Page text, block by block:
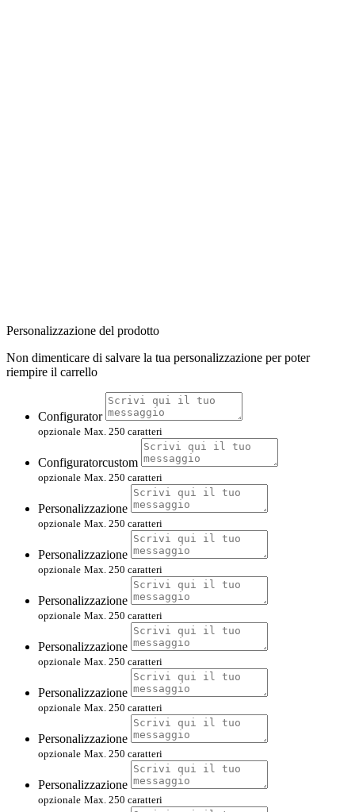
Personalizzazione del prodotto
Non dimenticare di salvare la tua personalizzazione per poter
riempire il carrello
Configurator
opzionale Max. 250 caratteri
Configuratorcustom
opzionale Max. 250 caratteri
Personalizzazione
opzionale Max. 250 caratteri
Personalizzazione
opzionale Max. 250 caratteri
Personalizzazione
opzionale Max. 250 caratteri
Personalizzazione
opzionale Max. 250 caratteri
Personalizzazione
opzionale Max. 250 caratteri
Personalizzazione
opzionale Max. 250 caratteri
Personalizzazione
opzionale Max. 250 caratteri